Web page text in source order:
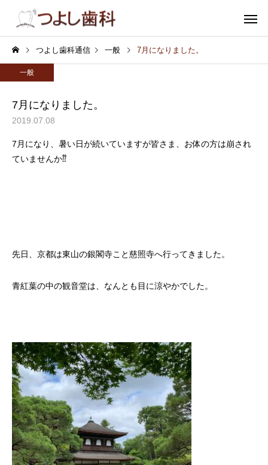
むし歯 小児歯
つよし歯科通信 一般 7月になりました。
一般
7月になりました。
2019.07.08
7月になり、暑い日が続いていますが皆さま、お体の方は崩され
ていませんか⁇
先日、京都は東山の銀閣寺こと慈照寺へ行ってきました。
青紅葉の中の観音堂は、なんとも目に涼やかでした。